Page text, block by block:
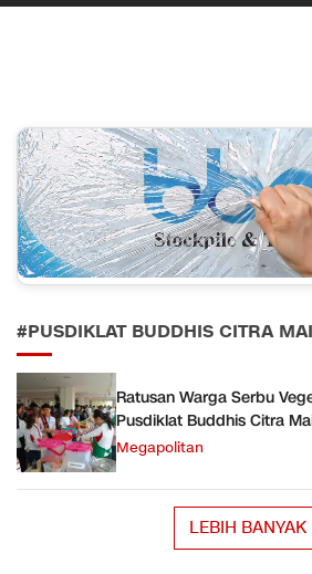
#PUSDIKLAT BUDDHIS CITRA
Ratusan Warga Serbu
Pusdiklat Buddhis Citra
Megapolitan
LEBIH BANYAK